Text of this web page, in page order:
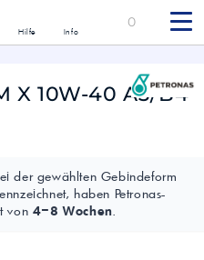
Hilfe Info
0
X 10W-40 A3/B4
der gewählten Gebindeform
haben Petronas-
von 4–8 Wochen.